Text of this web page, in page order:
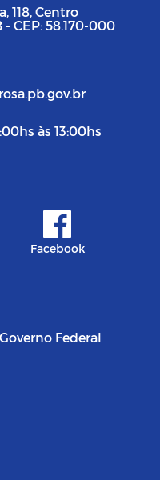
118, Centro
- CEP: 58.170-000
às 13:00hs
Facebook
Federal